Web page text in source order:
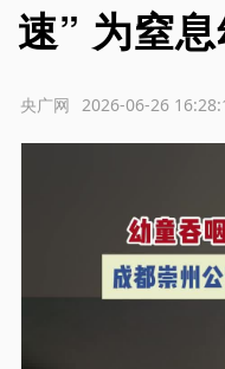
速” 为窒
2026-06-26
央广网